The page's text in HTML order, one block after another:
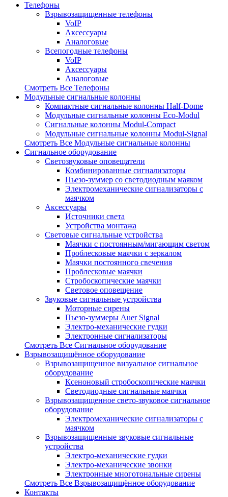
Телефоны
Взрывозащищенные телефоны
VoIP
Аксессуары
Аналоговые
Всепогодные телефоны
VoIP
Аксессуары
Аналоговые
Смотреть Все Телефоны
Модульные сигнальные колонны
Компактные сигнальные колонны Half-Dome
Модульные сигнальные колонны Eco-Modul
Сигнальные колонны Modul-Compact
Модульные сигнальные колонны Modul-Signal
Смотреть Все Модульные сигнальные колонны
Сигнальное оборудование
Светозвуковые оповещатели
Комбинированные сигнализаторы
Пьезо-зуммер со светодиодным маяком
Электромеханические сигнализаторы с
маячком
Аксессуары
Источники света
Устройства монтажа
Световые сигнальные устройства
Маячки с постоянным/мигающим светом
Проблесковые маячки с зеркалом
Маячки постоянного свечения
Проблесковые маячки
Стробоскопические маячки
Световое оповещение
Звуковые сигнальные устройства
Моторные сирены
Пьезо-зуммеры Auer Signal
Электро-механические гудки
Электронные сигнализаторы
Смотреть Все Сигнальное оборудование
Взрывозащищённое оборудование
Взрывозащищенное визуальное сигнальное
оборудование
Ксеноновый стробоскопические маячки
Светодиодные сигнальные маячки
Взрывозащищенное свето-звуковое сигнальное
оборудование
Электромеханические сигнализаторы с
маячком
Взрывозащищенные звуковые сигнальные
устройства
Электро-механические гудки
Электро-механические звонки
Электронные многотональные сирены
Смотреть Все Взрывозащищённое оборудование
Контакты